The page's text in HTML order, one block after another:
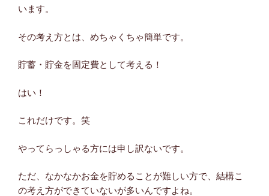
います。
その考え方とは、めちゃくちゃ簡単です。
貯蓄・貯金を固定費として考える！
はい！
これだけです。笑
やってらっしゃる方には申し訳ないです。
ただ、なかなかお金を貯めることが難しい方で、結構こ
の考え方ができていないが多いんですよね。